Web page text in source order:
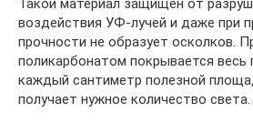
Такой материал защищен от
воздействия УФ-лучей и даже при
прочности не образует осколков.
поликарбонатом покрывается весь
каждый сантиметр полезной
получает нужное количество света.